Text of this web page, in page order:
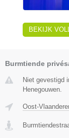
BEKIJK
Burmtiende
Niet gevestigd
Henegouwen.
Oost-